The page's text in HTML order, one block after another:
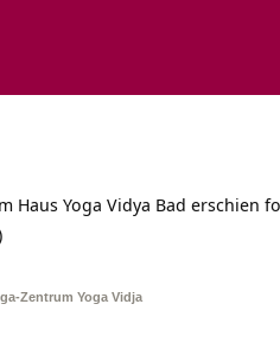
Haus Yoga Vidya Bad erschien
Zentrum Yoga Vidja